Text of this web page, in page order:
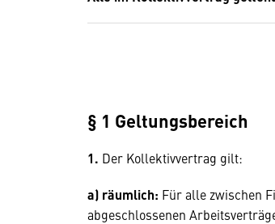
§ 1 Geltungsbereich
1. Der Kollektivvertrag gilt:
a) räumlich: Für alle zwischen
abgeschlossenen